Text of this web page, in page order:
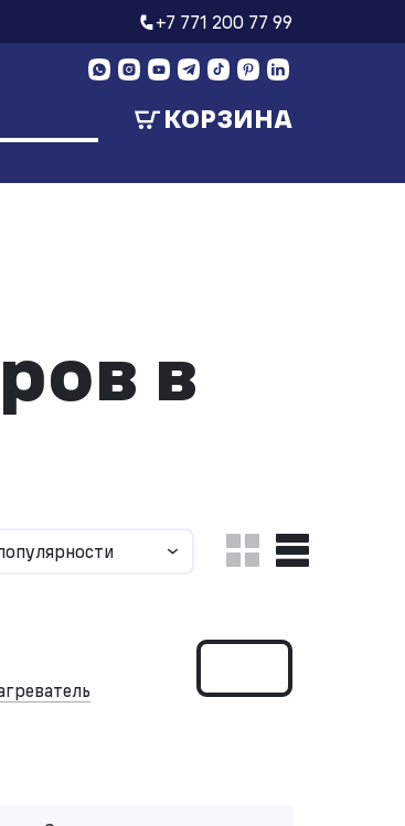
+7 771 200 77 99
КОРЗИНА
в